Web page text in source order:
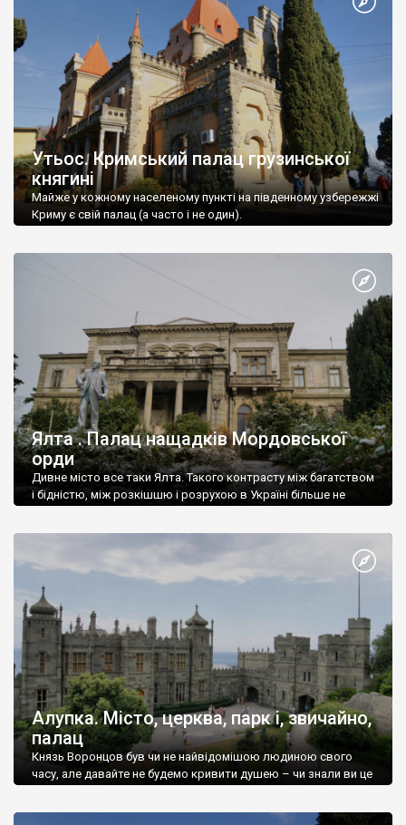
Утьос. Кримський палац грузинської
княгині
Майже у кожному населеному пункті на південному узбережжі
Криму є свій палац (а часто і не один).
Ялта . Палац нащадків Мордовської
орди
Дивне місто все таки Ялта. Такого контрасту між багатством
і бідністю, між розкішшю і розрухою в Україні більше не
Алупка. Місто, церква, парк і, звичайно,
палац
Князь Воронцов був чи не найвідомішою людиною свого
часу, але давайте не будемо кривити душею – чи знали ви це